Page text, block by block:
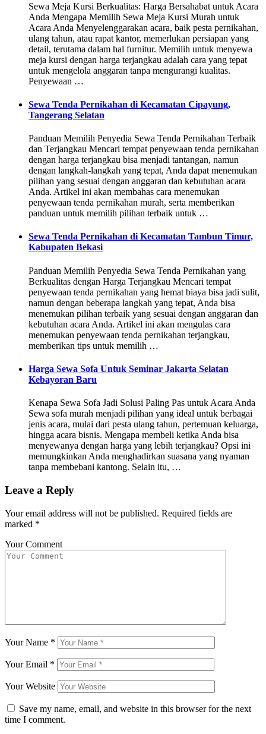
Sewa Meja Kursi Berkualitas: Harga Bersahabat untuk Acara
Anda Mengapa Memilih Sewa Meja Kursi Murah untuk
Acara Anda Menyelenggarakan acara, baik pesta pernikahan,
ulang tahun, atau rapat kantor, memerlukan persiapan yang
detail, terutama dalam hal furnitur. Memilih untuk menyewa
meja kursi dengan harga terjangkau adalah cara yang tepat
untuk mengelola anggaran tanpa mengurangi kualitas.
Penyewaan …
Sewa Tenda Pernikahan di Kecamatan Cipayung,
Tangerang Selatan
Panduan Memilih Penyedia Sewa Tenda Pernikahan Terbaik
dan Terjangkau Mencari tempat penyewaan tenda pernikahan
dengan harga terjangkau bisa menjadi tantangan, namun
dengan langkah-langkah yang tepat, Anda dapat menemukan
pilihan yang sesuai dengan anggaran dan kebutuhan acara
Anda. Artikel ini akan membahas cara menemukan
penyewaan tenda pernikahan murah, serta memberikan
panduan untuk memilih pilihan terbaik untuk …
Sewa Tenda Pernikahan di Kecamatan Tambun Timur,
Kabupaten Bekasi
Panduan Memilih Penyedia Sewa Tenda Pernikahan yang
Berkualitas dengan Harga Terjangkau Mencari tempat
penyewaan tenda pernikahan yang hemat biaya bisa jadi sulit,
namun dengan beberapa langkah yang tepat, Anda bisa
menemukan pilihan terbaik yang sesuai dengan anggaran dan
kebutuhan acara Anda. Artikel ini akan mengulas cara
menemukan penyewaan tenda pernikahan terjangkau,
memberikan tips untuk memilih …
Harga Sewa Sofa Untuk Seminar Jakarta Selatan
Kebayoran Baru
Kenapa Sewa Sofa Jadi Solusi Paling Pas untuk Acara Anda
Sewa sofa murah menjadi pilihan yang ideal untuk berbagai
jenis acara, mulai dari pesta ulang tahun, pertemuan keluarga,
hingga acara bisnis. Mengapa membeli ketika Anda bisa
menyewanya dengan harga yang lebih terjangkau? Opsi ini
memungkinkan Anda menghadirkan suasana yang nyaman
tanpa membebani kantong. Selain itu, …
Leave a Reply
Your email address will not be published. Required fields are
marked *
Your Comment
Your Name *
Your Email *
Your Website
Save my name, email, and website in this browser for the next
time I comment.